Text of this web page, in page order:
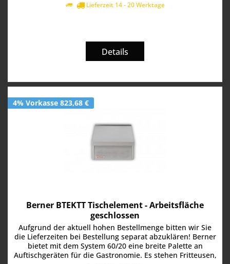
Lieferzeit 14 - 20 Werktage
Details
4% Vorkasse 823,68 €
Berner BTEKTT Tischelement - Arbeitsfläche
geschlossen
Aufgrund der aktuell hohen Bestellmenge bitten wir Sie
die Lieferzeiten bei Bestellung separat abzuklären! Berner
bietet mit dem System 60/20 eine breite Palette an
Auftischgeräten für die Gastronomie. Es stehen Fritteusen,